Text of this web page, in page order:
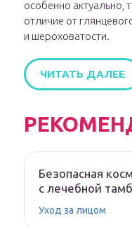
особенно актуально,
отличие от
и шероховатости.
ЧИТАТЬ ДАЛЕЕ
Безопасная
с лечебной
Уход за лицом